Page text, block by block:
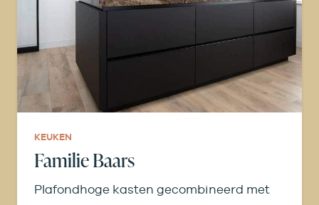
KEUKEN
Familie Baars
Plafondhoge kasten gecombineerd met